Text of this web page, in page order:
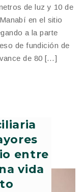
de luz y 10 de
en el sitio
a la parte
de fundición de
de 80 […]
entre
vida